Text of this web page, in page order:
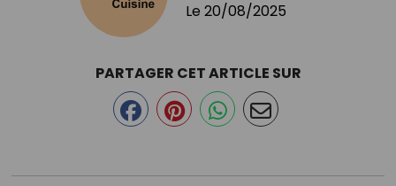
Le 20/08/2025
PARTAGER CET ARTICLE SUR